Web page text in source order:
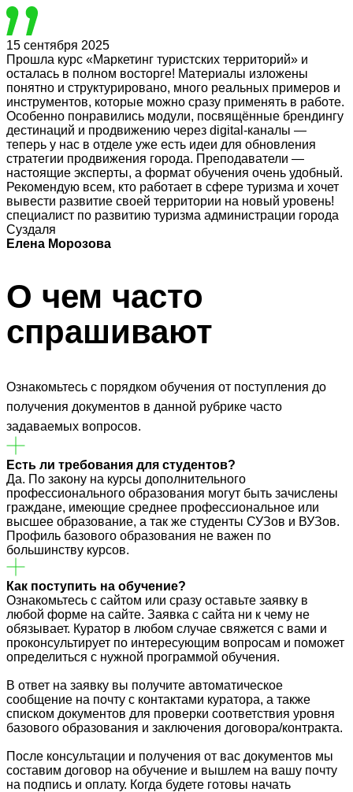
15 сентября 2025
Прошла курс «Маркетинг туристских территорий» и
осталась в полном восторге! Материалы изложены
понятно и структурировано, много реальных примеров и
инструментов, которые можно сразу применять в работе.
Особенно понравились модули, посвящённые брендингу
дестинаций и продвижению через digital-каналы —
теперь у нас в отделе уже есть идеи для обновления
стратегии продвижения города. Преподаватели —
настоящие эксперты, а формат обучения очень удобный.
Рекомендую всем, кто работает в сфере туризма и хочет
вывести развитие своей территории на новый уровень!
специалист по развитию туризма администрации города
Суздаля
Елена Морозова
О чем часто
спрашивают
Ознакомьтесь с порядком обучения от поступления до
получения документов в данной рубрике часто
задаваемых вопросов.
Есть ли требования для студентов?
Да. По закону на курсы дополнительного
профессионального образования могут быть зачислены
граждане, имеющие среднее профессиональное или
высшее образование, а так же студенты СУЗов и ВУЗов.
Профиль базового образования не важен по
большинству курсов.
Как поступить на обучение?
Ознакомьтесь с сайтом или сразу оставьте заявку в
любой форме на сайте. Заявка с сайта ни к чему не
обязывает. Куратор в любом случае свяжется с вами и
проконсультирует по интересующим вопросам и поможет
определиться с нужной программой обучения.
В ответ на заявку вы получите автоматическое
сообщение на почту с контактами куратора, а также
списком документов для проверки соответствия уровня
базового образования и заключения договора/контракта.
После консультации и получения от вас документов мы
составим договор на обучение и вышлем на вашу почту
на подпись и оплату. Когда будете готовы начать